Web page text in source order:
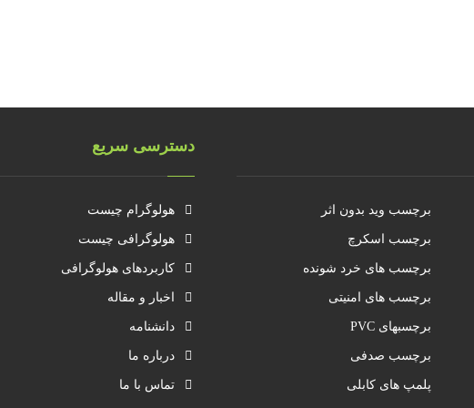
برچسب وید بدون اثر
برچسب اسکرچ
برچسب های خرد شونده
برچسب های امنیتی
برچسبهای PVC
برچسب صدفی
پلمپ های کابلی
دسترسی سریع
هولوگرام چیست
هولوگرافی چیست
کاربردهای هولوگرافی
اخبار و مقاله
دانشنامه
درباره ما
تماس با ما